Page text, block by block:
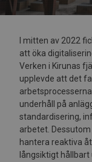
I mitten av 2022
att öka
Verken i Kirunas
upplevde att det
underhåll på
standardisering,
arbetet.
hantera reaktiva
långsiktigt